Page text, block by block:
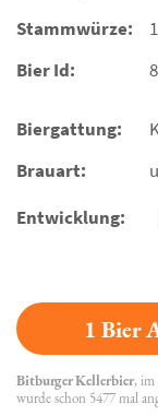
Stammwürze:
Bier Id:
Biergattung:
Brauart:
Entwicklung:
1 Bier
Bitburger Kellerbier,
wurde schon 5477 mal